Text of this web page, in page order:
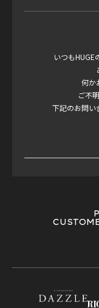
いつも
何か
ご不
下記のお問い